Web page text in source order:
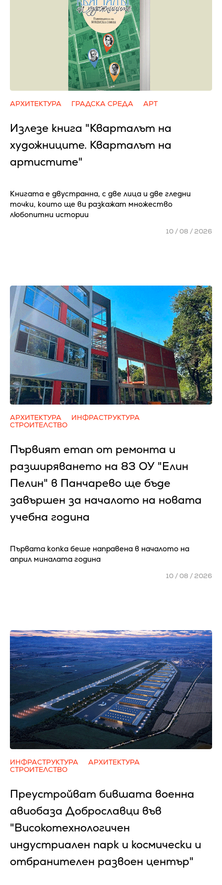
АРХИТЕКТУРА ГРАДСКА СРЕДА АРТ
Излезе книга "Кварталът на
художниците. Кварталът на
артистите"
Книгата е двустранна, с две лица и две гледни
точки, които ще ви разкажат множество
любопитни истории
10 / 08 / 2026
АРХИТЕКТУРА
ИНФРАСТРУКТУРА
СТРОИТЕЛСТВО
Първият етап от ремонта и
разширяването на 83 ОУ "Елин
Пелин" в Панчарево ще бъде
завършен за началото на новата
учебна година
Първата копка беше направена в началото на
април миналата година
10 / 08 / 2026
ИНФРАСТРУКТУРА
АРХИТЕКТУРА
СТРОИТЕЛСТВО
Преустройват бившата военна
авиобаза Доброславци във
"Високотехнологичен
индустриален парк и космически и
отбранителен развоен център"